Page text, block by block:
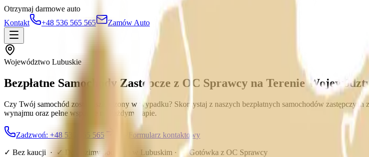
Otrzymaj darmowe auto
Kontakt
+48 536 565 565 Zamów Auto
Województwo Lubuskie
Bezpłatne Samochody Zastępcze z OC Sprawcy na Terenie
Czy Twój samochód został uszkodzony w wypadku? Skorzystaj z naszych bezpłatnych samochodów
wynajmu oraz pełne wsparcie na każdym etapie.
Zadzwoń: +48 536 565 565 Formularz kontaktowy
✓ Bez kaucji · ✓ Dowozimy pod dom w Lubuskim · ✓ Gotówka z OC Sprawcy